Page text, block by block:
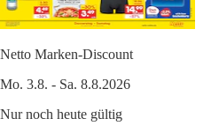
Netto Marken-Discount
Mo. 3.8. - Sa. 8.8.2026
Nur noch heute gültig